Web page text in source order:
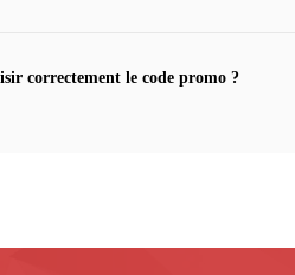
correctement le code promo ?